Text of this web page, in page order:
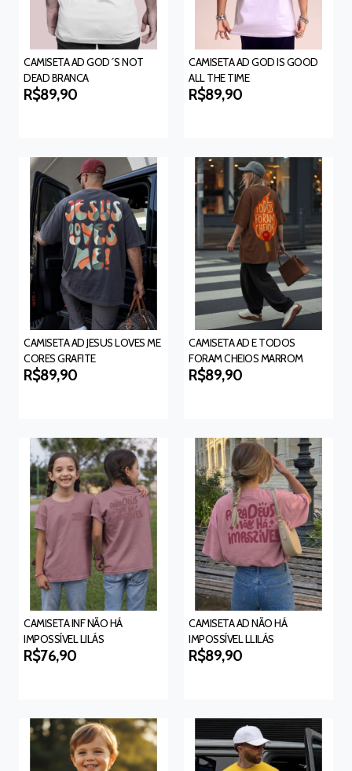
CAMISETA AD GOD´S NOT
DEAD BRANCA
R$89,90
CAMISETA AD GOD IS GOOD
ALL THE TIME
R$89,90
CAMISETA AD JESUS LOVES ME
CORES GRAFITE
R$89,90
CAMISETA AD E TODOS
FORAM CHEIOS MARROM
R$89,90
CAMISETA INF NÃO HÁ
IMPOSSÍVEL LILÁS
R$76,90
CAMISETA AD NÃO HÁ
IMPOSSÍVEL LLILÁS
R$89,90